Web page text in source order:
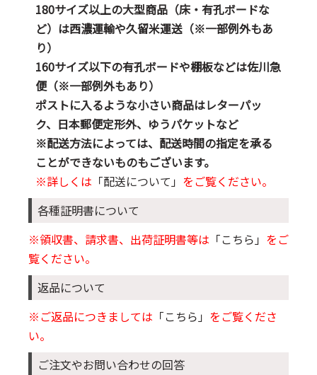
180サイズ以上の大型商品（床・有孔ボードな
ど）は西濃運輸や久留米運送（※一部例外もあ
り）
160サイズ以下の有孔ボードや棚板などは佐川急
便（※一部例外もあり）
ポストに入るような小さい商品はレターパッ
ク、日本郵便定形外、ゆうパケットなど
※配送方法によっては、配送時間の指定を承る
ことができないものもございます。
※詳しくは 「配送について」 をご覧ください。
各種証明書について
※領収書、請求書、出荷証明書等は 「こちら」 をご
覧ください。
返品について
※ご返品につきましては 「こちら」 をご覧くださ
い。
ご注文やお問い合わせの回答